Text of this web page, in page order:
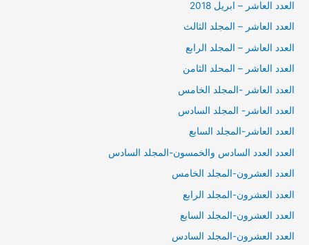
العدد العاشر – ابريل 2018
العدد العاشر – المجلد الثالث
العدد العاشر – المجلد الرابع
العدد العاشر – المحلد الثامن
العدد العاشر -المجلد الخامس
العدد العاشر- المجلد السادس
العدد العاشر-المجلد السابع
العدد العدد السادس والخمسون-المجلد السادس
العدد العشرون-المجلد الخامس
العدد العشرون-المجلد الرابع
العدد العشرون-المجلد السابع
العدد العشرون-المجلد السادس